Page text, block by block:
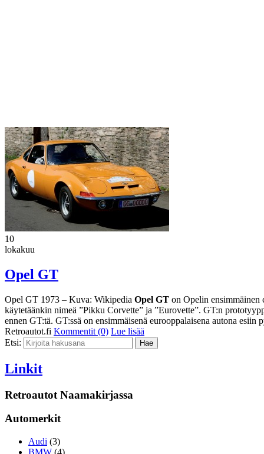
10
lokakuu
Opel GT
Opel GT 1973 – Kuva: Wikipedia Opel GT on Opelin ensimmäinen
käytetäänkin nimeä ”Pikku Corvette” ja ”Eurovette”. GT:n
ennen GT:tä. GT:ssä on ensimmäisenä eurooppalaisena autona
Retroautot.fi Kommentit (0) Lue lisää
Etsi:
Linkit
Retroautot Naamakirjassa
Automerkit
Audi (3)
BMW (4)